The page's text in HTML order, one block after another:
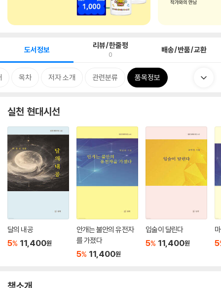
도서정보 리뷰/한줄평
0 배송/반품/교환
목차 저자 소개 관련분류 품목정보
실천 현대시선
달의 내공
5% 11,400원
안개는 불안의 유전자
를 가졌다
5% 11,400원
입술이 달린다
5% 11,400원 5